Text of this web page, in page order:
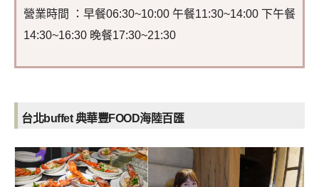
營業時間 ：早餐06:30~10:00 午餐11:30~14:00 下午餐
14:30~16:30 晚餐17:30~21:30
台北buffet 典華豐FOOD海陸百匯